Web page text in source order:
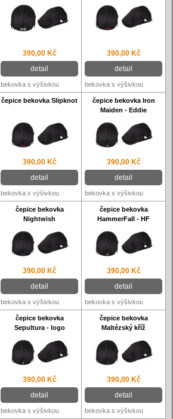
390,00 Kč
detail
390,00 Kč
detail
bekovka s výšivkou bekovka s výšivkou
čepice bekovka Slipknot
čepice bekovka Iron
Maiden - Eddie
390,00 Kč
detail
390,00 Kč
detail
bekovka s výšivkou bekovka s výšivkou
čepice bekovka
Nightwish
čepice bekovka
HammerFall - HF
390,00 Kč
detail
390,00 Kč
detail
bekovka s výšivkou bekovka s výšivkou
čepice bekovka
Sepultura - logo
čepice bekovka
Maltézský kříž
390,00 Kč
detail
390,00 Kč
detail
bekovka s výšivkou bekovka s výšivkou